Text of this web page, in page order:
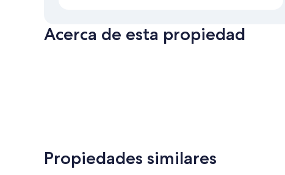
Acerca de esta propiedad
Propiedades similares